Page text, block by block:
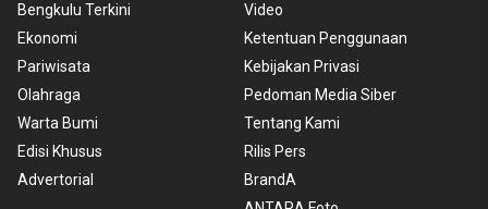
Bengkulu Terkini
Ekonomi
Pariwisata
Olahraga
Warta Bumi
Edisi Khusus
Advertorial
Video
Ketentuan Penggunaan
Kebijakan Privasi
Pedoman Media Siber
Tentang Kami
Rilis Pers
BrandA